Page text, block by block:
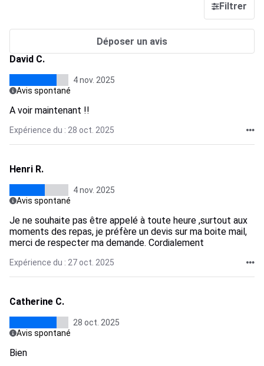
Filtrer
Déposer un avis
David C.
4 nov. 2025
Avis spontané
A voir maintenant !!
Expérience du : 28 oct. 2025
Henri R.
4 nov. 2025
Avis spontané
Je ne souhaite pas être appelé à toute heure ,surtout aux
moments des repas, je préfère un devis sur ma boite mail,
merci de respecter ma demande. Cordialement
Expérience du : 27 oct. 2025
Catherine C.
28 oct. 2025
Avis spontané
Bien